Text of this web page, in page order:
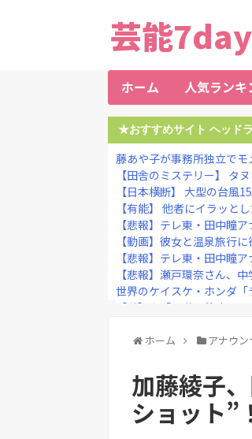
芸能
ホーム 人気ランキ
★おすすめサイト ヘッド
藤あや子が事務所独立で
【田舎のミステリー】 タ
【日本横断】 大型の台風
【有能】 他者にイラッと
【悲報】テレ東・田中瞳
【動画】彼女と温泉旅行
【悲報】テレ東・田中瞳
【悲報】瀬戸環奈さん、
世界のケイスケ・ホンダ
【謎】女「43億円注文し
【速報】福島・東日大昌
Powered by livedoor 相
ホーム アナウン
加藤綾子
ショット”